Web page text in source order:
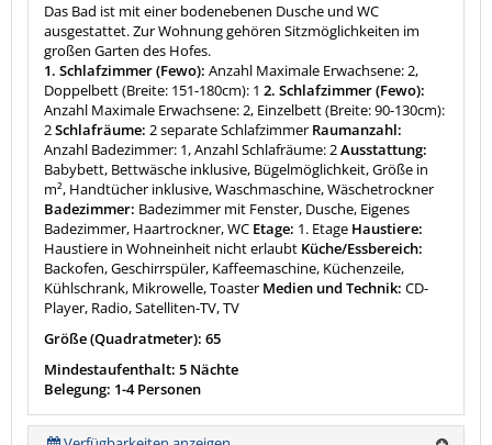
Das Bad ist mit einer bodenebenen Dusche und WC
ausgestattet. Zur Wohnung gehören Sitzmöglichkeiten im
großen Garten des Hofes.
1. Schlafzimmer (Fewo): Anzahl Maximale Erwachsene: 2,
Doppelbett (Breite: 151-180cm): 1 2. Schlafzimmer (Fewo):
Anzahl Maximale Erwachsene: 2, Einzelbett (Breite: 90-130cm):
2Schlafräume: 2 separate Schlafzimmer Raumanzahl:
Anzahl Badezimmer: 1, Anzahl Schlafräume: 2Ausstattung:
Babybett, Bettwäsche inklusive, Bügelmöglichkeit, Größe in
m², Handtücher inklusive, Waschmaschine, Wäschetrockner
Badezimmer: Badezimmer mit Fenster, Dusche, Eigenes
Badezimmer, Haartrockner, WC Etage: 1. Etage Haustiere:
Haustiere in Wohneinheit nicht erlaubt Küche/Essbereich:
Backofen, Geschirrspüler, Kaffeemaschine, Küchenzeile,
Kühlschrank, Mikrowelle, Toaster Medien und Technik: CD-
Player, Radio, Satelliten-TV, TV
Größe (Quadratmeter): 65
Mindestaufenthalt: 5 Nächte
Belegung: 1-4 Personen